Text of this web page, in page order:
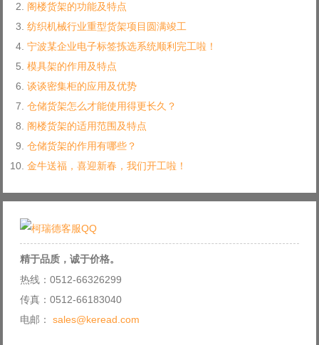
阁楼货架的功能及特点
纺织机械行业重型货架项目圆满竣工
宁波某企业电子标签拣选系统顺利完工啦！
模具架的作用及特点
谈谈密集柜的应用及优势
仓储货架怎么才能使用得更长久？
阁楼货架的适用范围及特点
仓储货架的作用有哪些？
金牛送福，喜迎新春，我们开工啦！
精于品质，诚于价格。
热线：0512-66326299
传真：0512-66183040
电邮： sales@keread.com